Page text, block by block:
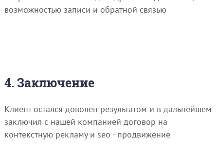
возможностью записи и обратной связью
4. Заключение
Клиент остался доволен результатом и в дальнейшем
заключил с нашей компанией договор на
контекстную рекламу и seo - продвижение